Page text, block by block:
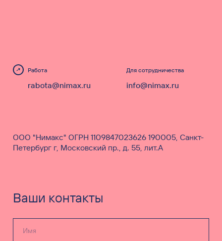
Работа
rabota@nimax.ru
Для сотрудничества
info@nimax.ru
ООО "Нимакс" ОГРН 1109847023626 190005, Санкт-
Петербург г, Московский пр., д. 55, лит.А
Ваши контакты